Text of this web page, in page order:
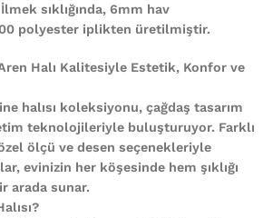
İlmek sıklığında, 6mm hav
polyester iplikten üretilmiştir.
Halı Kalitesiyle Estetik, Konfor ve
halısı koleksiyonu, çağdaş tasarım
teknolojileriyle buluşturuyor. Farklı
ölçü ve desen seçenekleriyle
evinizin her köşesinde hem şıklığı
arada sunar.